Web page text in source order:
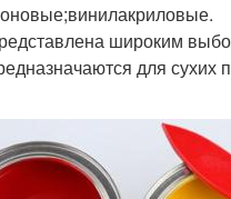
широким
для сухих